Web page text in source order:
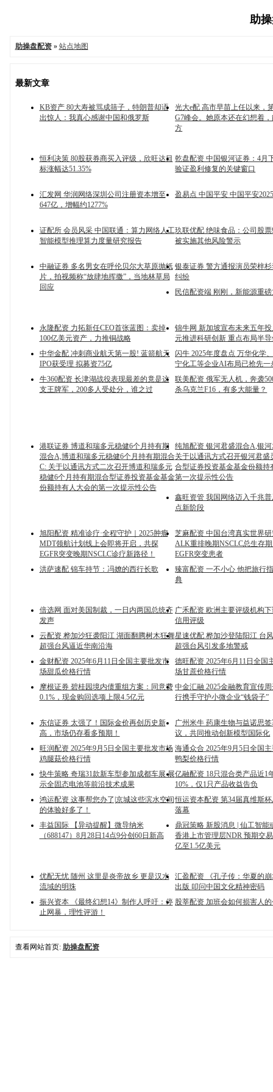
助
助操盘配资» 站点地图
最新文章
KB资产 80大寿被骂成筛子，特朗普却语
出惊人：我真心感谢中国和俄罗斯
光大e配 高市早苗上任以来，
G7峰会。她原本还在幻想着
方
恒利决策 80股获券商买入评级，欣旺达目
标涨幅达51.35%
乾盘配资 中国银河证券：4月
验证盈利修复的关键窗口
汇发网 华润网络深圳公司注册资本增至
647亿，增幅约1277%
盈易点 中国平安 中国平安
证配所 会员风采 中国联通：算力网络人工
智能模型推理算力度量研究报告
玖联优配 绝味食品：公司股
被实施其他风险警示
中融证券 多名男女在呼伦贝尔大草原抛纸
片，拍视频称“放肆地挥撒”，当地林草局
回应
银泰证券 警方通报演员荣梓
纠纷
民信配资端 刚刚，新能源重
永隆配资 力拓新任CEO首张蓝图：卖掉
100亿美元资产，力推铜战略
锦牛网 新加坡宣布未来五年
元推进科研创新 重点布局半
中华金配 冲刺商业航天第一股! 蓝箭航天
IPO获受理 拟募资75亿
闪牛 2025年度盘点 万华化学
宁化工等企业AI布局已抢先一
牛360配资 长津湖战役表现最差的竟是这
支王牌军，200多人受处分，谁之过
联美配资 俄军无人机，奔袭
杀乌克兰F16，有多大能量？
港联证券 博道和瑞多元稳健6个月持有期
混合A,博道和瑞多元稳健6个月持有期混合
C: 关于以通讯方式二次召开博道和瑞多元
稳健6个月持有期混合型证券投资基金基金
份额持有人大会的第一次提示性公告
纯旭配资 银河君盛混合A,银
关于以通讯方式召开银河君盛
合型证券投资基金基金份额持
第一次提示性公告
鑫旺资管 我国网络迈入千兆
点新阶段
旭阳配资 精准诊疗·全程守护｜2025肿瘤
MDT领航计划线上会即将开启，共探
EGFR突变晚期NSCLC诊疗新路径！
芝麻配资 中国台湾真实世界
ALK重排晚期NSCLC总生存
EGFR突变患者
洪萨速配 锦车持节：冯嫽的西行长歌
臻富配资 一不小心 他把旅行
典
倍选网 面对美国制裁，一日内两国总统齐
发声
广禾配资 欧洲主要评级机构
信用评级
云配资 桦加沙狂袭阳江 湖面翻腾树木狂舞
超强台风逼近华南沿海
星速优配 桦加沙登陆阳江 台
超强台风引发多地警戒
金财配资 2025年6月11日全国主要批发市
场甜瓜价格行情
德旺配资 2025年6月11日全国
场甘蔗价格行情
摩根证券 碧桂园境内债重组方案：同意费
0.1%，现金购回选项上限4.5亿元
中金汇融 2025金融教育宣传
行携手守护小微企业“钱袋子”
东信证券 太强了！国际金价再创历史新
高，市场仍存看多预期！
广州米牛 药康生物与益诺思
议，共同推动创新模型国际化
旺润配资 2025年9月5日全国主要批发市场
鸡腿菇价格行情
海通众合 2025年9月5日全国
鸭梨价格行情
快牛策略 奇瑞31款新车型参加成都车展 展
示全固态电池等前沿技术成果
亿融配资 18只混合类产品近1
10%，仅1只产品收益告负
鸿运配资 这事帮您办了|京城这些滨水空间
的体验好多了！
恒运资本配资 第34届真维斯
落幕
丰益国际 【异动提醒】微导纳米
（688147）8月28日14点9分创60日新高
鼎冠策略 新股消息 | 仙工智能
香港上市管理层NDR 预期交
亿至1.5亿美元
优配无忧 随州 这里是炎帝故乡 更是汉水
流域的明珠
汇盈配资 《孔子传：华夏的
出版 叩问中国文化精神密码
振兴资本 《最终幻想14》制作人呼吁：停
止网暴，理性评游！
股莘配资 加班会如何损害人
查看网站首页: 助操盘配资